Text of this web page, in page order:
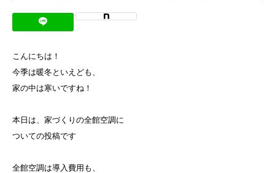
こんにちは！
今季は暖冬といえども、
家の中は寒いですね！
本日は、家づくりの全館空調に
ついての投稿です
全館空調は導入費用も、